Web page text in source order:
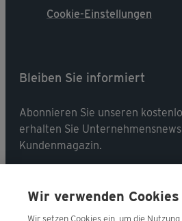
Cookie-Einstellungen
Bleiben Sie informiert
Abonnieren Sie unseren
erhalten Sie
Kundenmagazin.
Jetzt
Wir verwenden Cookies
Wir setzen Cookies ein, um die